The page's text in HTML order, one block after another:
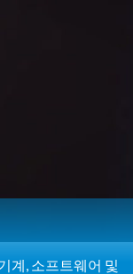
계, 소프트웨어 및